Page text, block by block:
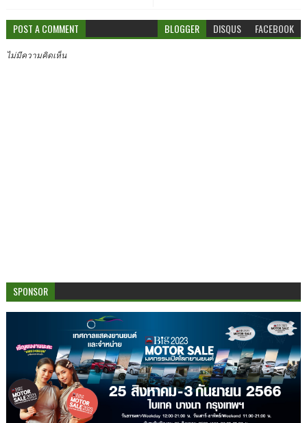
POST A COMMENT BLOGGER DISQUS FACEBOOK
ไม่มีความคิดเห็น
SPONSOR